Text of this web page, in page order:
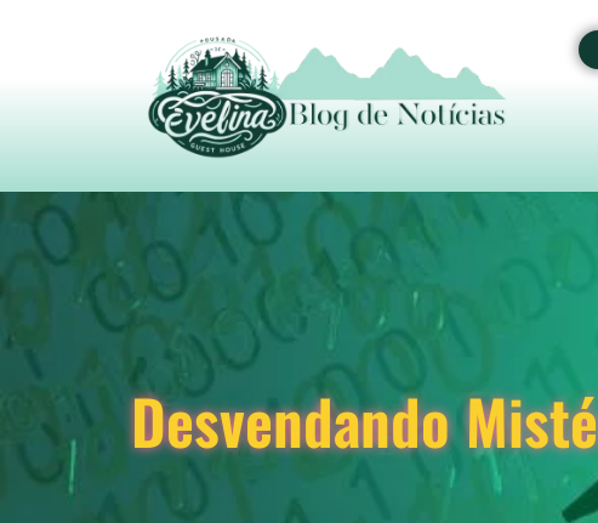
Desvendando